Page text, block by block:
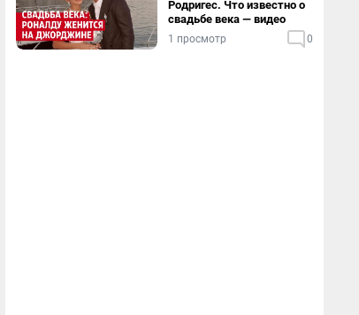
Родригес. Что известно о
свадьбе века — видео
1 просмотр 0